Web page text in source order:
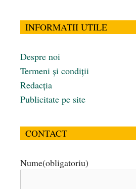
INFORMATII UTILE
Despre noi
Termeni și condiții
Redacția
Publicitate pe site
CONTACT
Nume(obligatoriu)